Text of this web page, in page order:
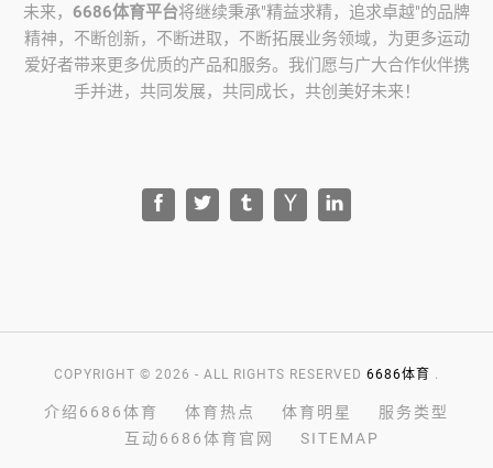
未来， 6686体育平台将继续秉承"精益求精，追求卓越"的品牌
精神，不断创新，不断进取，不断拓展业务领域，为更多运动
爱好者带来更多优质的产品和服务。我们愿与广大合作伙伴携
手并进，共同发展，共同成长，共创美好未来！
COPYRIGHT © 2026 - ALL RIGHTS RESERVED 6686体育 .
介绍6686体育 体育热点 体育明星
服务类型
互动6686体育官网
SITEMAP